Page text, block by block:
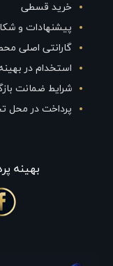
خرید قسطی
پیشنهادات و
گارانتی اصلی
استخدام در
شرایط ضمانت
پرداخت در محل
بهينه